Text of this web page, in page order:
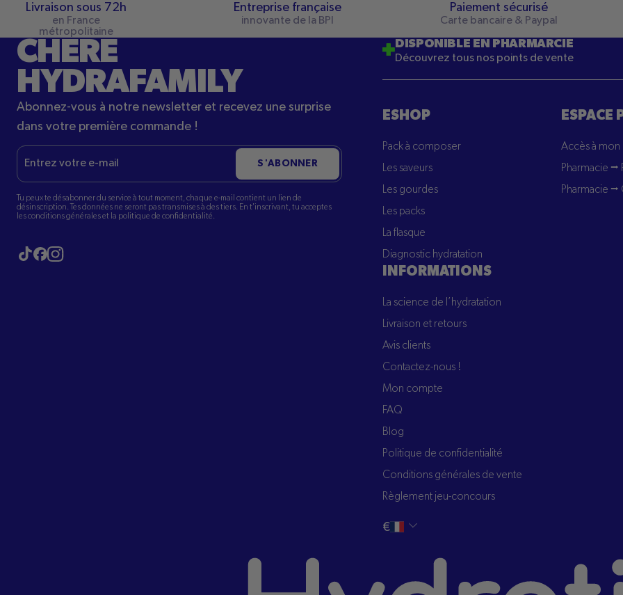
Livraison sous 72h
en France
métropolitaine
Entreprise française
innovante de la BPI
Paiement sécurisé
Carte bancaire & Paypal
CHÈRE
HYDRAFAMILY
Abonnez-vous à notre newsletter et recevez une surprise
dans votre première commande !
E-
S'ABONNER
Tu peux te désabonner du service à tout moment, chaque e-mail contient un lien de
désinscription. Tes données ne seront pas transmises à des tiers. En t'inscrivant, tu acceptes
les conditions générales et la politique de confidentialité.
Visitez notre tiktok
Visitez notre Facebook
DISPONIBLE EN PHARMARCIE
Découvrez tous nos points de vente
ESHOP
Pack à composer
Les saveurs
Les gourdes
Les packs
La flasque
Diagnostic hydratation
ESPACE
Accès à
Pharmacie ⭢
Pharmacie ⭢
INFORMATIONS
La science de l’hydratation
Livraison et retours
Avis clients
Contactez-nous !
Mon compte
FAQ
Blog
Politique de confidentialité
Conditions générales de vente
Règlement jeu-concours
Changer
€ français